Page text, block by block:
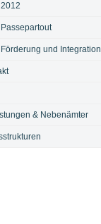
2012
Passepartout
Förderung und Integration
& Nebenämter